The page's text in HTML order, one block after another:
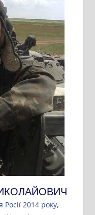
Росії 2014 року,